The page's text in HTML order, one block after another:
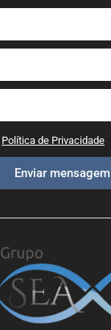
Política de Privacidade
Enviar mensagem